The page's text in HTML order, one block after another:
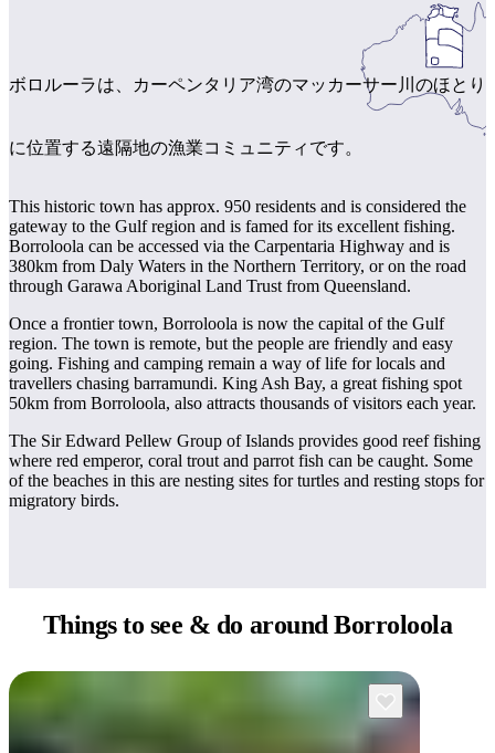
と
ウ
ド
ア
地
域
ご
と
に
散
ク
ィ
テ
ィ
で
た
い
と
旅
行
を
計
画
す
計
画
ー
ル
ボロルーラは、カーペンタリア湾のマッカーサー川のほとり
に位置する遠隔地の漁業コミュニティです。
This historic town has approx. 950 residents and is considered the
gateway to the Gulf region and is famed for its excellent fishing.
Borroloola can be accessed via the Carpentaria Highway and is
380km from Daly Waters in the Northern Territory, or on the road
through Garawa Aboriginal Land Trust from Queensland.
Once a frontier town, Borroloola is now the capital of the Gulf
region. The town is remote, but the people are friendly and easy
going. Fishing and camping remain a way of life for locals and
travellers chasing barramundi. King Ash Bay, a great fishing spot
50km from Borroloola, also attracts thousands of visitors each year.
The Sir Edward Pellew Group of Islands provides good reef fishing
where red emperor, coral trout and parrot fish can be caught. Some
of the beaches in this are nesting sites for turtles and resting stops for
migratory birds.
Things to see & do around Borroloola